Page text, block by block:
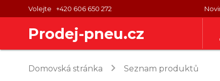
Volejte +420 606 650 272
Prodej-pneu.cz
Domovská stránka keyboard_arrow_right Seznam produktů